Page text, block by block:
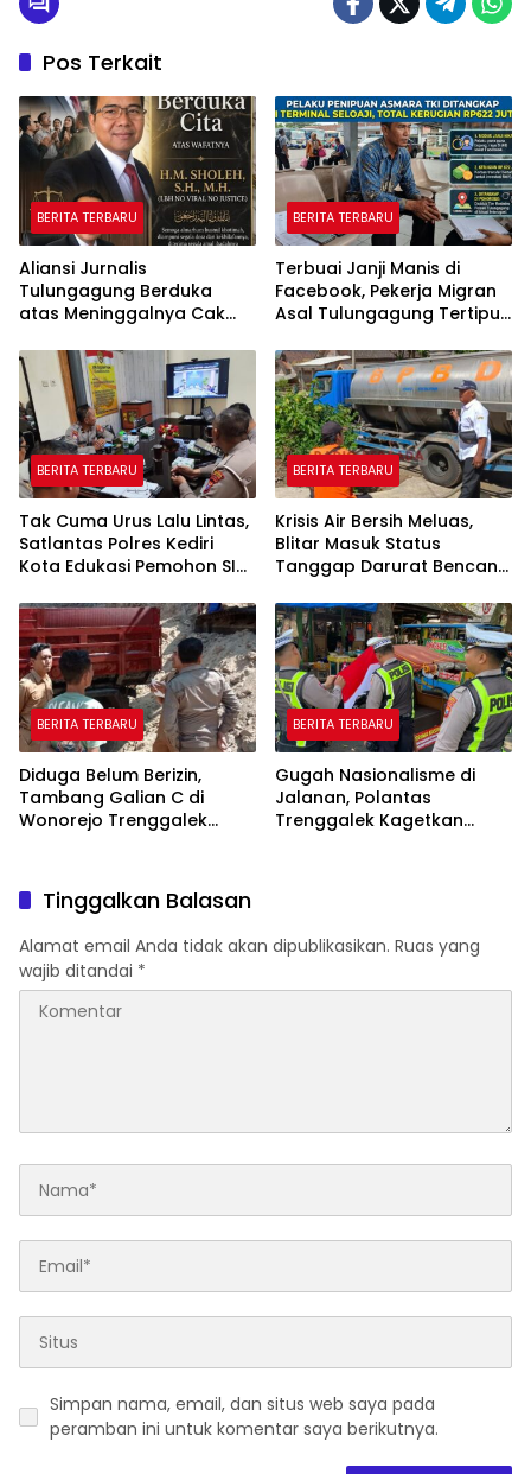
Pos Terkait
BERITA TERBARU
Aliansi Jurnalis
Tulungagung Berduka
atas Meninggalnya Cak
“Beliau Pejuang Keadilan
yang Vokal”
BERITA TERBARU
Terbuai Janji Manis di
Facebook, Pekerja Migran
Asal Tulungagung Tertipu
BERITA TERBARU
Tak Cuma Urus Lalu Lintas,
Satlantas Polres Kediri
Kota Edukasi Pemohon SIM
Pelatihan AI
BERITA TERBARU
Krisis Air Bersih Meluas,
Blitar Masuk Status
Tanggap Darurat Bencana
BERITA TERBARU
Diduga Belum Berizin,
Tambang Galian C di
Wonorejo Trenggalek
BERITA TERBARU
Gugah Nasionalisme di
Jalanan, Polantas
Trenggalek Kagetkan
Tinggalkan Balasan
Alamat email Anda tidak akan dipublikasikan. Ruas yang
wajib ditandai *
Simpan nama, email, dan situs web saya pada
peramban ini untuk komentar saya berikutnya.